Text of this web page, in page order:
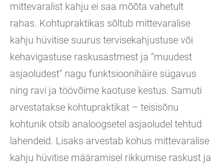
mittevaralist kahju ei saa mõõta vahetult
rahas. Kohtupraktikas sõltub mittevaralise
kahju hüvitise suurus tervisekahjustuse või
kehavigastuse raskusastmest ja “muudest
asjaoludest” nagu funktsioonihäire sügavus
ning ravi ja töövõime kaotuse kestus. Samuti
arvestatakse kohtupraktikat – teisisõnu
kohtunik otsib analoogsetel asjaoludel tehtud
lahendeid. Lisaks arvestab kohus mittevaralise
kahju hüvitise määramisel rikkumise raskust ja